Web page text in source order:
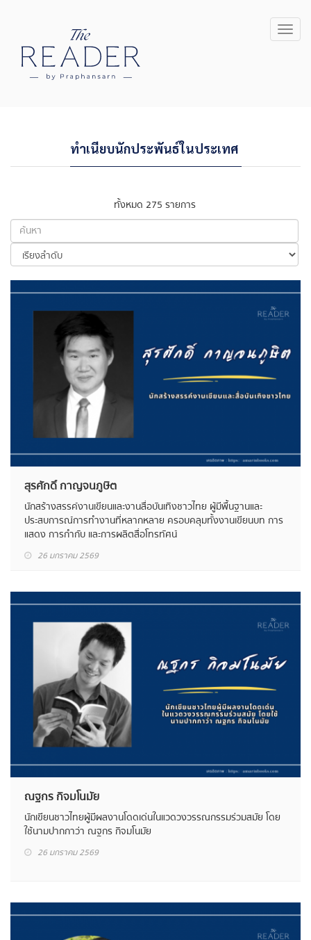
ทำเนียบนักประพันธ์ในประเทศ
ทั้งหมด 275 รายการ
สุรศักดิ์ กาญจนภูษิต
นักสร้างสรรค์งานเขียนและงานสื่อบันเทิงชาวไทย ผู้มีพื้นฐานและ
ประสบการณ์การทำงานที่หลากหลาย ครอบคลุมทั้งงานเขียนบท การ
แสดง การกำกับ และการผลิตสื่อโทรทัศน์
26 มกราคม 2569
ณฐกร กิจมโนมัย
นักเขียนชาวไทยผู้มีผลงานโดดเด่นในแวดวงวรรณกรรมร่วมสมัย โดย
ใช้นามปากกาว่า ณฐกร กิจมโนมัย
26 มกราคม 2569